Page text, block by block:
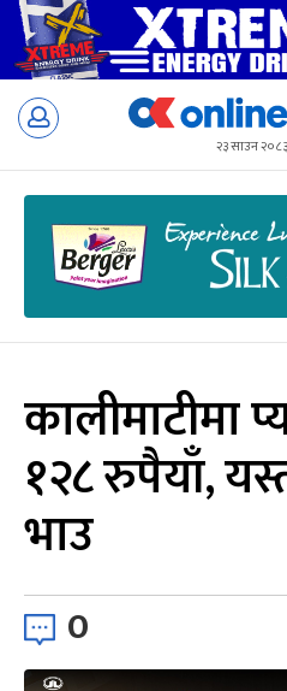
Skip
२३ साउन
कालीमाटीमा
१२८ रुपैयाँ,
भाउ
0